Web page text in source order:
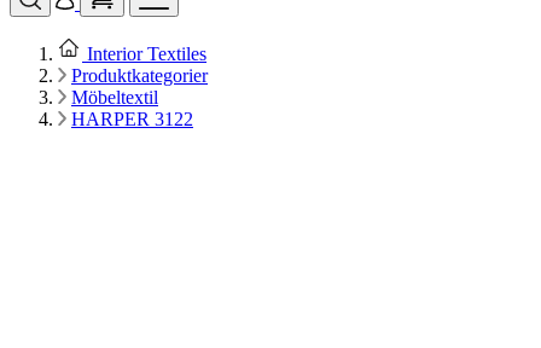
Interior Textiles
Produktkategorier
Möbeltextil
HARPER 3122